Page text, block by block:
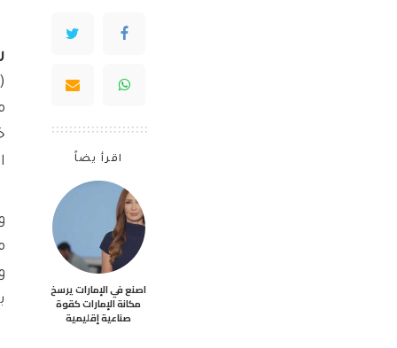
اقرأ يضاً
اصنع في الإمارات يرسخ
مكانة الإمارات كقوة
صناعية إقليمية